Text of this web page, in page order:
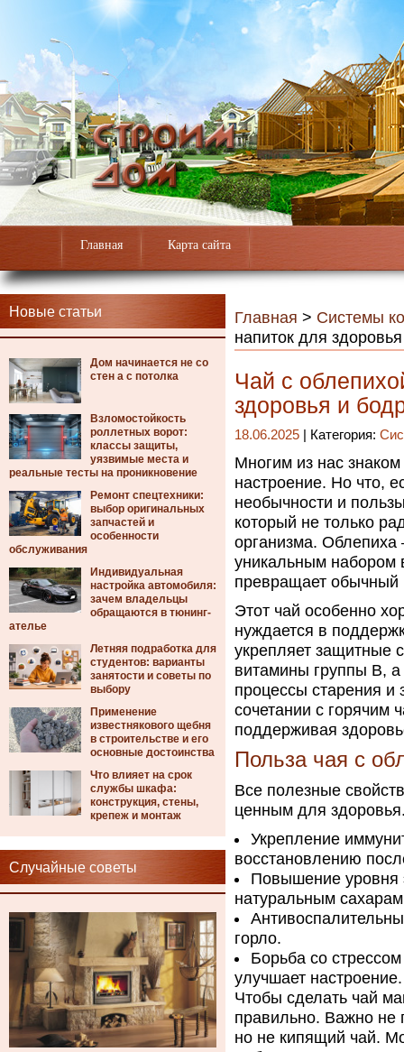
Главная Карта сайта
Новые статьи
Дом начинается не со
стен а с потолка
Взломостойкость
роллетных ворот:
классы защиты,
уязвимые места и
реальные тесты на проникновение
Ремонт спецтехники:
выбор оригинальных
запчастей и
особенности
обслуживания
Индивидуальная
настройка автомобиля:
зачем владельцы
обращаются в тюнинг-
ателье
Летняя подработка для
студентов: варианты
занятости и советы по
выбору
Применение
известнякового щебня
в строительстве и его
основные достоинства
Что влияет на срок
службы шкафа:
конструкция, стены,
крепеж и монтаж
Случайные советы
Главная > Системы
напиток для
Чай с
здоровья и
18.06.2025 | Категория:
Многим из нас
настроение. Но что,
необычности и
который не только
организма.
уникальным набором
превращает обычный
Этот чай особенно
нуждается в
укрепляет защитные
витамины группы B,
процессы старения
сочетании с горячим
поддерживая
Польза чая с
Все полезные
ценным для
Укрепление
восстановлению
Повышение уровня
натуральным
горло.
Борьба со
улучшает настроение.
Чтобы сделать чай
правильно. Важно не
но не кипящий чай.